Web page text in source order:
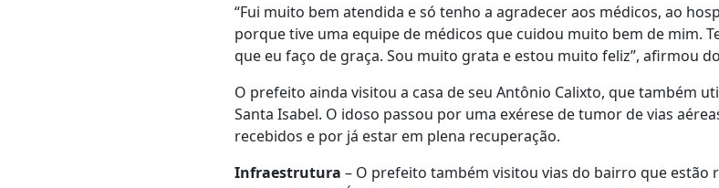
“Fui muito bem atendida e só tenho a agradecer aos médicos, ao
porque tive uma equipe de médicos que cuidou muito bem de mim.
que eu faço de graça. Sou muito grata e estou muito feliz”, afirmou
O prefeito ainda visitou a casa de seu Antônio Calixto, que também
Santa Isabel. O idoso passou por uma exérese de tumor de vias
recebidos e por já estar em plena recuperação.
Infraestrutura – O prefeito também visitou vias do bairro que estão